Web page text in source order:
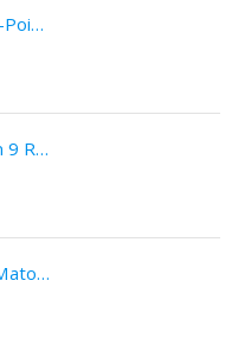
La Banque Postale Usson-Du-Poitou 19 Grand Rue
La Banque Postale Pleumartin 9 Rue de La République
La Banque Postale Bonneuil-Matours Rue de La Poste